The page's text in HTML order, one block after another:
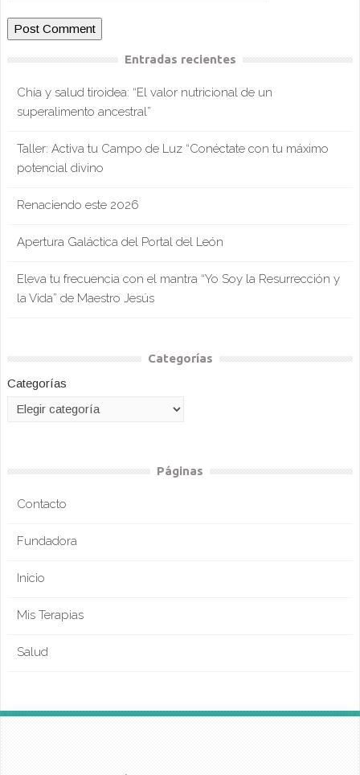
Entradas recientes
Chía y salud tiroidea: “El valor nutricional de un
superalimento ancestral”
Taller: Activa tu Campo de Luz “Conéctate con tu máximo
potencial divino
Renaciendo este 2026
Apertura Galáctica del Portal del León
Eleva tu frecuencia con el mantra “Yo Soy la Resurrección y
la Vida” de Maestro Jesús
Categorías
Categorías
Páginas
Contacto
Fundadora
Inicio
Mis Terapias
Salud